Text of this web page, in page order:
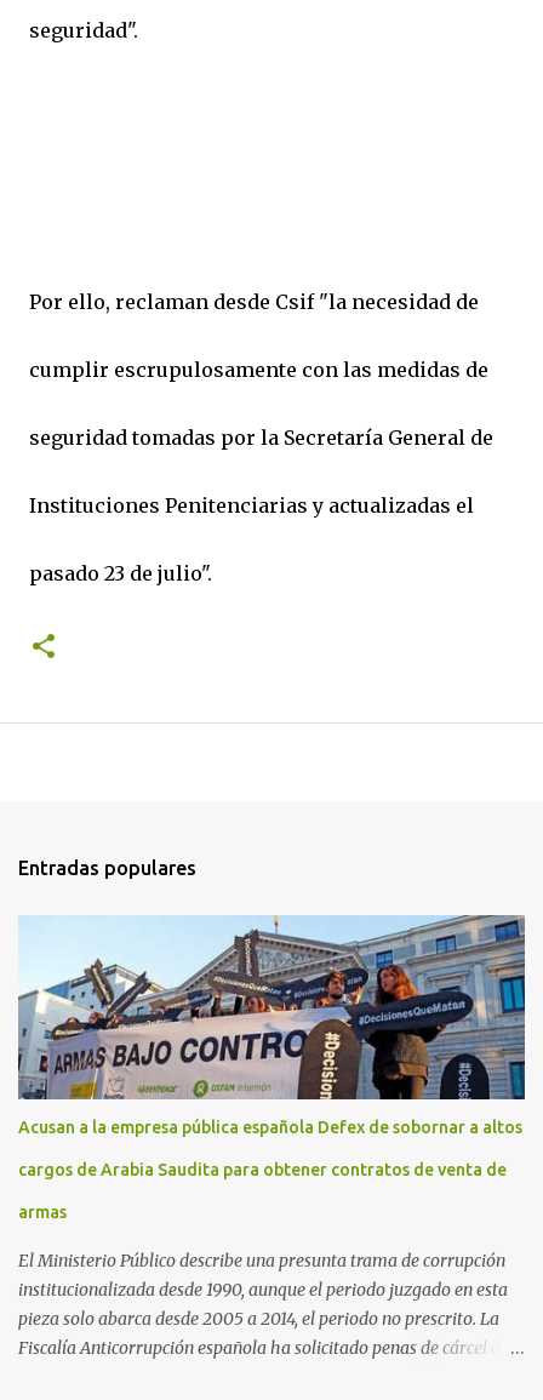
seguridad".
Por ello, reclaman desde Csif "la necesidad de
cumplir escrupulosamente con las medidas de
seguridad tomadas por la Secretaría General de
Instituciones Penitenciarias y actualizadas el
pasado 23 de julio".
Entradas populares
Acusan a la empresa pública española Defex de sobornar a altos
cargos de Arabia Saudita para obtener contratos de venta de
armas
El Ministerio Público describe una presunta trama de corrupción
institucionalizada desde 1990, aunque el periodo juzgado en esta
pieza solo abarca desde 2005 a 2014, el periodo no prescrito. La
Fiscalía Anticorrupción española ha solicitado penas de cárcel de